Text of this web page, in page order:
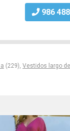
(229), Vestidos largo
986